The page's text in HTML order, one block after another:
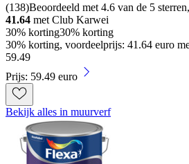
(138)Beoordeeld met 4.6 van de 5
41.64 met Club Karwei
30% korting30% korting
30% korting, voordeelprijs: 41.64 euro
59.49
Prijs: 59.49 euro
Bekijk alles in muurverf